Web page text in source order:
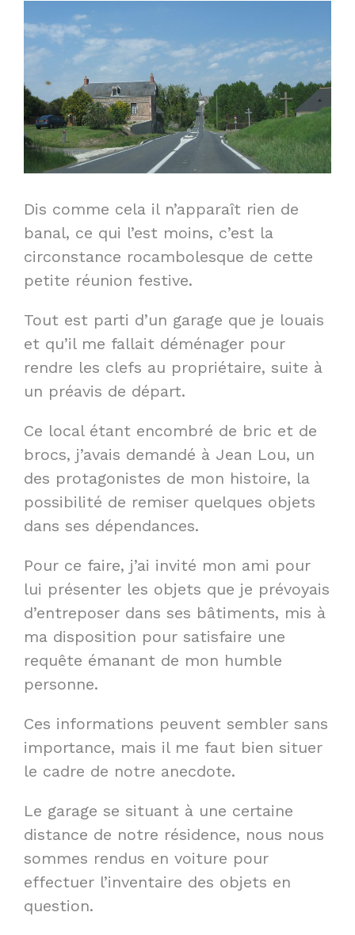
Dis comme cela il n’apparaît rien de
banal, ce qui l’est moins, c’est la
circonstance rocambolesque de cette
petite réunion festive.
Tout est parti d’un garage que je louais
et qu’il me fallait déménager pour
rendre les clefs au propriétaire, suite à
un préavis de départ.
Ce local étant encombré de bric et de
brocs, j’avais demandé à Jean Lou, un
des protagonistes de mon histoire, la
possibilité de remiser quelques objets
dans ses dépendances.
Pour ce faire, j’ai invité mon ami pour
lui présenter les objets que je prévoyais
d’entreposer dans ses bâtiments, mis à
ma disposition pour satisfaire une
requête émanant de mon humble
personne.
Ces informations peuvent sembler sans
importance, mais il me faut bien situer
le cadre de notre anecdote.
Le garage se situant à une certaine
distance de notre résidence, nous nous
sommes rendus en voiture pour
effectuer l’inventaire des objets en
question.